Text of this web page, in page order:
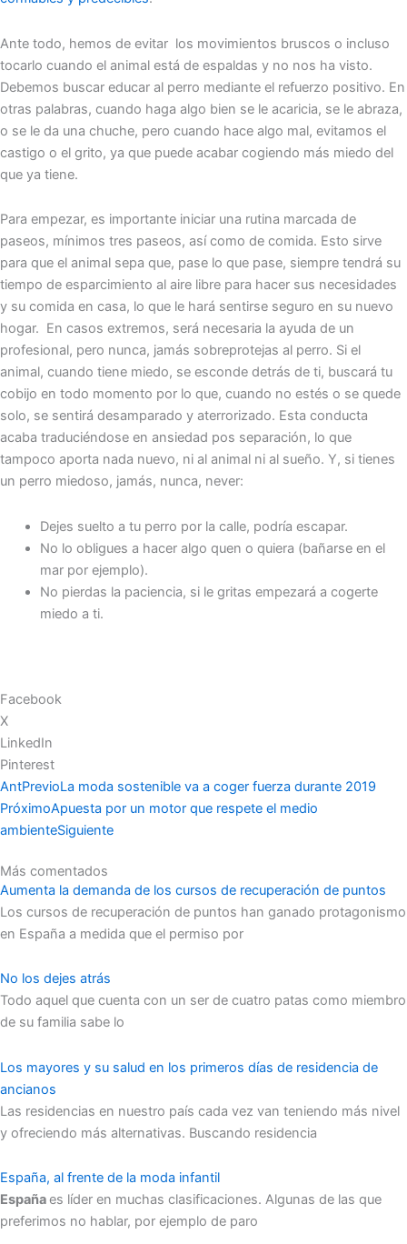
Ante todo, hemos de evitar los movimientos bruscos o incluso
tocarlo cuando el animal está de espaldas y no nos ha visto.
Debemos buscar educar al perro mediante el refuerzo positivo. En
otras palabras, cuando haga algo bien se le acaricia, se le abraza,
o se le da una chuche, pero cuando hace algo mal, evitamos el
castigo o el grito, ya que puede acabar cogiendo más miedo del
que ya tiene.
Para empezar, es importante iniciar una rutina marcada de
paseos, mínimos tres paseos, así como de comida. Esto sirve
para que el animal sepa que, pase lo que pase, siempre tendrá su
tiempo de esparcimiento al aire libre para hacer sus necesidades
y su comida en casa, lo que le hará sentirse seguro en su nuevo
hogar. En casos extremos, será necesaria la ayuda de un
profesional, pero nunca, jamás sobreprotejas al perro. Si el
animal, cuando tiene miedo, se esconde detrás de ti, buscará tu
cobijo en todo momento por lo que, cuando no estés o se quede
solo, se sentirá desamparado y aterrorizado. Esta conducta
acaba traduciéndose en ansiedad pos separación, lo que
tampoco aporta nada nuevo, ni al animal ni al sueño. Y, si tienes
un perro miedoso, jamás, nunca, never:
Dejes suelto a tu perro por la calle, podría escapar.
No lo obligues a hacer algo quen o quiera (bañarse en el
mar por ejemplo).
No pierdas la paciencia, si le gritas empezará a cogerte
miedo a ti.
Facebook
X
LinkedIn
Pinterest
AntPrevioLa moda sostenible va a coger fuerza durante 2019
PróximoApuesta por un motor que respete el medio
ambienteSiguiente
Más comentados
Aumenta la demanda de los cursos de recuperación de puntos
Los cursos de recuperación de puntos han ganado protagonismo
en España a medida que el permiso por
No los dejes atrás
Todo aquel que cuenta con un ser de cuatro patas como miembro
de su familia sabe lo
Los mayores y su salud en los primeros días de residencia de
ancianos
Las residencias en nuestro país cada vez van teniendo más nivel
y ofreciendo más alternativas. Buscando residencia
España, al frente de la moda infantil
Españaes líder en muchas clasificaciones. Algunas de las que
preferimos no hablar, por ejemplo de paro